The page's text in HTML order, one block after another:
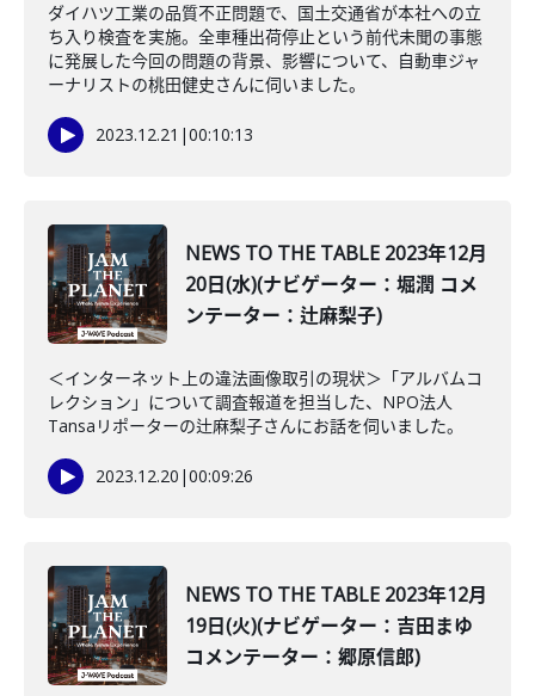
ダイハツ工業の品質不正問題で、国土交通省が本社への立
ち入り検査を実施。全車種出荷停止という前代未聞の事態
に発展した今回の問題の背景、影響について、自動車ジャ
ーナリストの桃田健史さんに伺いました。
2023.12.21 |00:10:13
NEWS TO THE TABLE 2023年12月
20日(水)(ナビゲーター：堀潤 コメ
ンテーター：辻麻梨子)
＜インターネット上の違法画像取引の現状＞「アルバムコ
レクション」について調査報道を担当した、NPO法人
Tansaリポーターの辻麻梨子さんにお話を伺いました。
2023.12.20 |00:09:26
NEWS TO THE TABLE 2023年12月
19日(火)(ナビゲーター：吉田まゆ
コメンテーター：郷原信郎)